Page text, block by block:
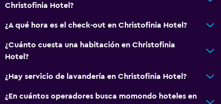
Comedor
Tetera eléctrica
Menús para dietas especiales (bajo petición)
Restaurante
Bar/lounge
Christofinia Hotel?
¿A qué hora es el check-out en Christofinia Hotel?
¿Cuánto cuesta una habitación en Christofinia
Hotel?
¿Hay servicio de lavandería en Christofinia Hotel?
¿En cuántos operadores busca momondo hoteles en